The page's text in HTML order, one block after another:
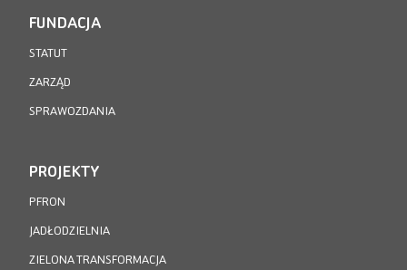
FUNDACJA
STATUT
ZARZĄD
SPRAWOZDANIA
PROJEKTY
PFRON
JADŁODZIELNIA
ZIELONA TRANSFORMACJA